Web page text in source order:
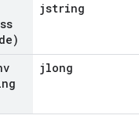
jstring
jlong